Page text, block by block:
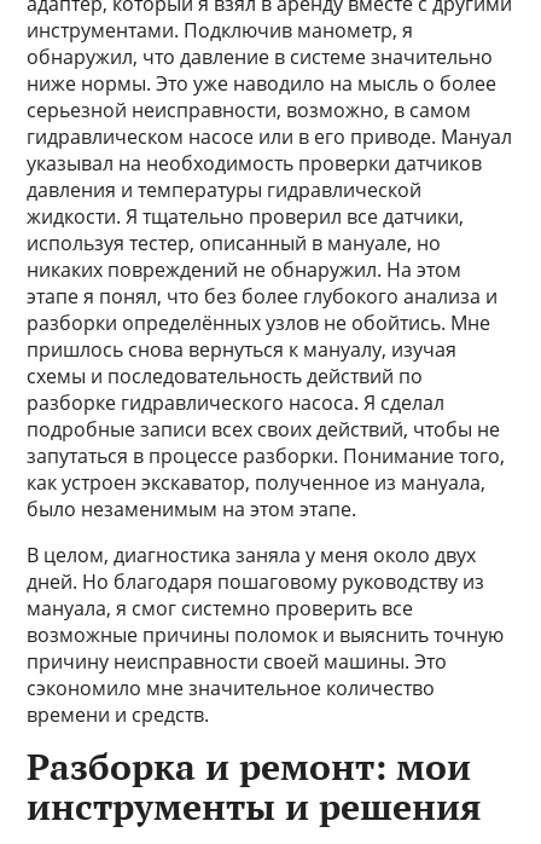
инструментами. Подключив манометр, я
обнаружил, что давление в системе значительно
ниже нормы. Это уже наводило на мысль о более
серьезной неисправности, возможно, в самом
гидравлическом насосе или в его приводе. Мануал
указывал на необходимость проверки датчиков
давления и температуры гидравлической
жидкости. Я тщательно проверил все датчики,
используя тестер, описанный в мануале, но
никаких повреждений не обнаружил. На этом
этапе я понял, что без более глубокого анализа и
разборки определённых узлов не обойтись. Мне
пришлось снова вернуться к мануалу, изучая
схемы и последовательность действий по
разборке гидравлического насоса. Я сделал
подробные записи всех своих действий, чтобы не
запутаться в процессе разборки. Понимание того,
как устроен экскаватор, полученное из мануала,
было незаменимым на этом этапе.
В целом, диагностика заняла у меня около двух
дней. Но благодаря пошаговому руководству из
мануала, я смог системно проверить все
возможные причины поломок и выяснить точную
причину неисправности своей машины. Это
сэкономило мне значительное количество
времени и средств.
Разборка и ремонт: мои
инструменты и решения